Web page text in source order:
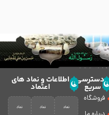
دسترسی
سریع
فروشگاه
اطلاعات و نماد های
اعتماد